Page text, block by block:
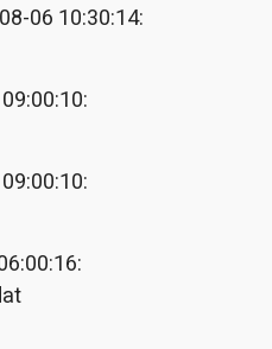
06 10:30:14: